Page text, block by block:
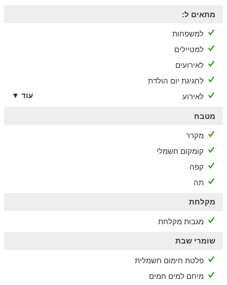
מתאים ל:
למשפחות
למטיילים
לאירועים
לחגיגת יום הולדת
לאירוע
עוד ▼
מטבח
מקרר
קומקום חשמלי
קפה
תה
מקלחת
מגבות מקלחת
שומרי שבת
פלטת חימום חשמלית
מיחם למים חמים